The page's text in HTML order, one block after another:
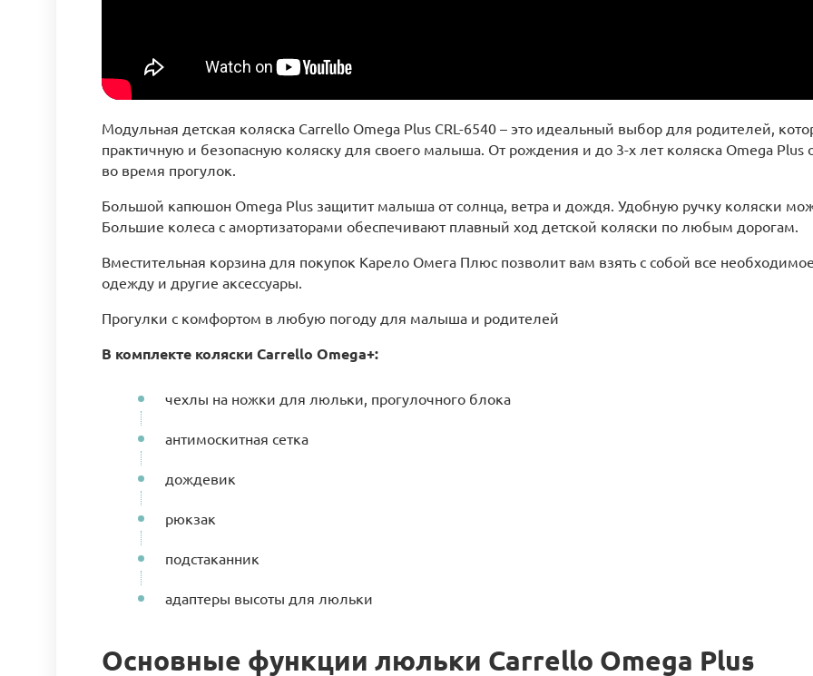
Модульная детская коляска Carrello Omega Plus CRL-6540 – это идеальный выбор для родителей,
практичную и безопасную коляску для своего малыша. От рождения и до 3-х лет коляска Omega
во время прогулок.
Большой капюшон Omega Plus защитит малыша от солнца, ветра и дождя. Удобную ручку коляски
Большие колеса с амортизаторами обеспечивают плавный ход детской коляски по любым дорогам.
Вместительная корзина для покупок Карело Омега Плюс позволит вам взять с собой все
одежду и другие аксессуары.
Прогулки с комфортом в любую погоду для малыша и родителей
В комплекте коляски Carrello Omega+:
чехлы на ножки для люльки, прогулочного блока
антимоскитная сетка
дождевик
рюкзак
подстаканник
адаптеры высоты для люльки
Основные функции люльки Carrello Omega Plus